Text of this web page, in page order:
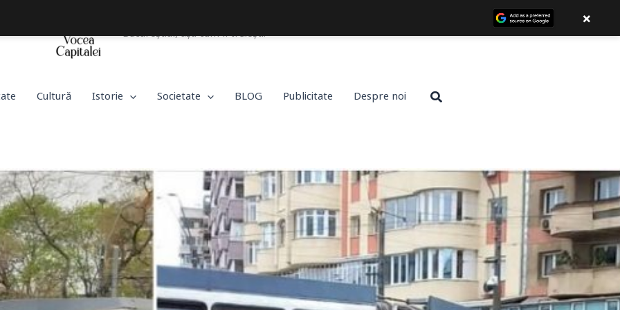
Bucureștiul, așa cum îl trăiești!
Cultură Istorie Societate BLOG Publicitate Despre noi Search
×